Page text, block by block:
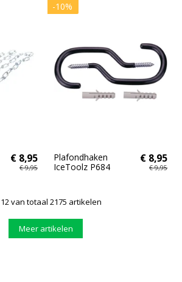
€ 8,95
€ 9,95
-10%
Plafondhaken
IceToolz P684
€ 8,95
€ 9,95
12 van totaal 2175 artikelen
Meer artikelen